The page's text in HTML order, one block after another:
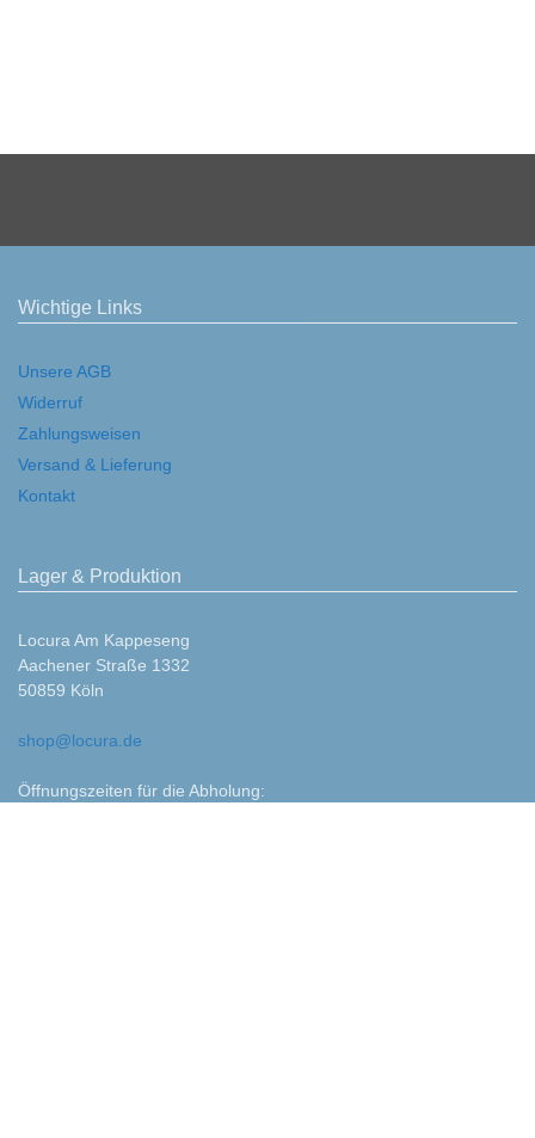
Wichtige Links
Unsere AGB
Widerruf
Zahlungsweisen
Versand & Lieferung
Kontakt
Lager & Produktion
Locura Am Kappeseng
Aachener Straße 1332
50859 Köln
shop@locura.de
Öffnungszeiten für die Abholung: